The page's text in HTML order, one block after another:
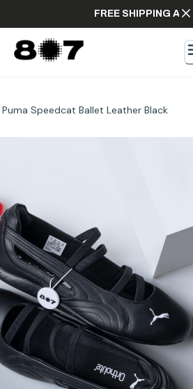
FREE
Puma Speedcat Ballet Leather Black